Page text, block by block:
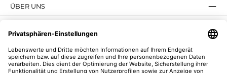
ÜBER UNS
NEWSLETTER